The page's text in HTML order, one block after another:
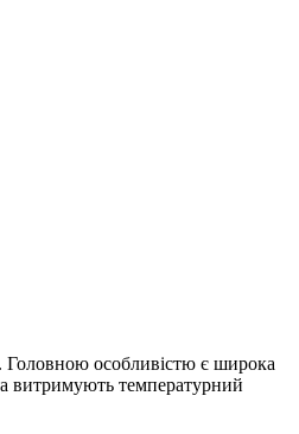
Головною особливістю є широка
витримують температурний